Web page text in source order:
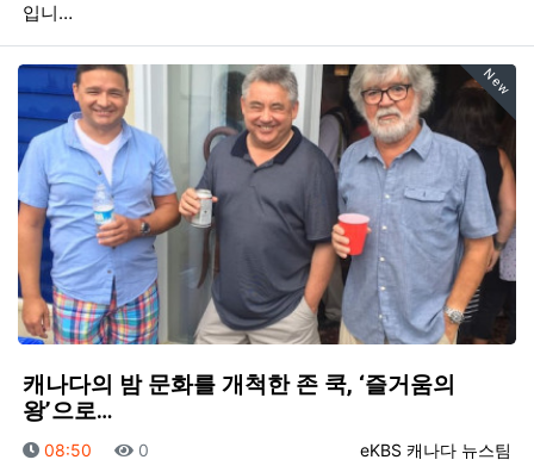
입니…
New
캐나다의 밤 문화를 개척한 존 쿡, ‘즐거움의
왕’으로…
등록자
eKBS 캐나다 뉴스팀
등록일
08:50 조회
0